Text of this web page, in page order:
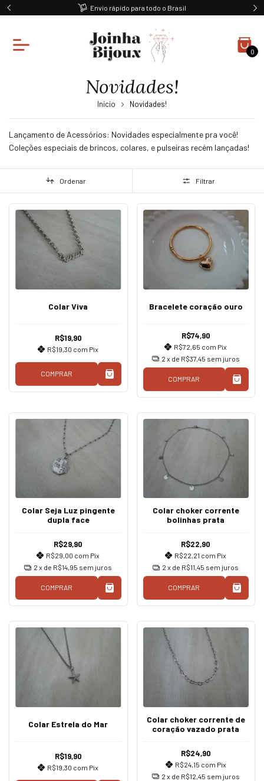
Ganhe 10% off na primeira compra
0
Novidades!
Início Novidades!
Lançamento de Acessórios: Novidades especialmente pra você!
Coleções especiais de brincos, colares, e pulseiras recém lançadas!
Ordenar Filtrar
Colar Viva
R$19,90
R$19,30 com Pix
COMPRAR
Bracelete coração ouro
R$74,90
R$72,65 com Pix
2 x de R$37,45 sem juros
COMPRAR
Colar Seja Luz pingente
dupla face
R$29,90
R$29,00 com Pix
2 x de R$14,95 sem juros
COMPRAR
Colar choker corrente
bolinhas prata
R$22,90
R$22,21 com Pix
2 x de R$11,45 sem juros
COMPRAR
Colar Estrela do Mar
R$19,90
R$19,30 com Pix
Colar choker corrente de
coração vazado prata
R$24,90
R$24,15 com Pix
2 x de R$12,45 sem juros